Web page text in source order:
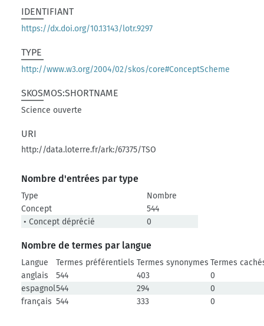
IDENTIFIANT
https://dx.doi.org/10.13143/lotr.9297
TYPE
http://www.w3.org/2004/02/skos/core#ConceptScheme
SKOSMOS:SHORTNAME
Science ouverte
URI
http://data.loterre.fr/ark:/67375/TSO
Nombre d'entrées par type
Type
Nombre
Concept
544
• Concept déprécié
0
Nombre de termes par langue
Langue Termes préférentiels Termes synonymes Termes
anglais
544 403
0
espagnol544 294
0
français 544 333 0